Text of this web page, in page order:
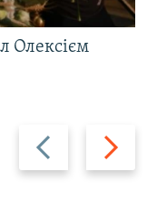
Назад Вперед
Олексієм